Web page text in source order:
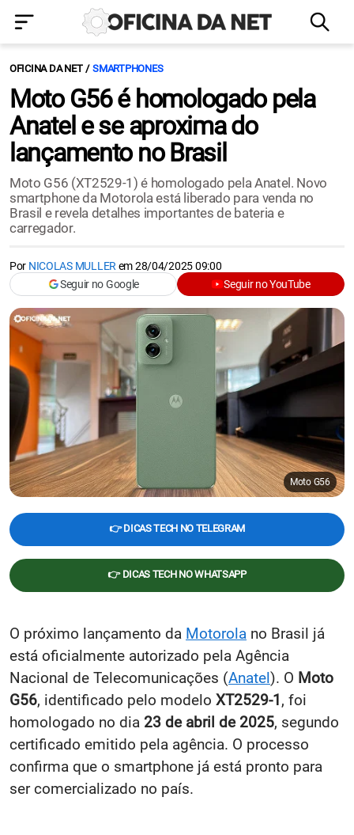
OFICINA DA NET SMARTPHONES
Moto G56 é homologado pela
Anatel e se aproxima do
lançamento no Brasil
Moto G56 (XT2529-1) é homologado pela Anatel. Novo
smartphone da Motorola está liberado para venda no
Brasil e revela detalhes importantes de bateria e
carregador.
Por NICOLAS MULLER em28/04/2025 09:00
Seguir no Google
Seguir no YouTube
Moto G56
👉 DICAS TECH NO TELEGRAM
👉 DICAS TECH NO WHATSAPP
O próximo lançamento da Motorola no Brasil já
está oficialmente autorizado pela Agência
Nacional de Telecomunicações (Anatel). O Moto
G56, identificado pelo modelo XT2529-1, foi
homologado no dia 23 de abril de 2025, segundo
certificado emitido pela agência. O processo
confirma que o smartphone já está pronto para
ser comercializado no país.